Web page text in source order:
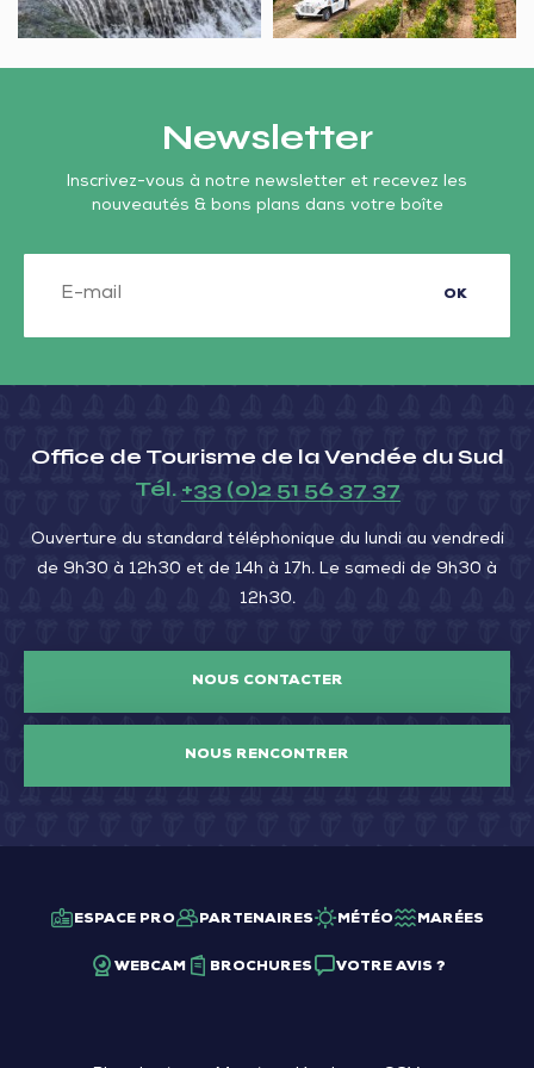
Newsletter
Inscrivez-vous à notre newsletter et recevez les
nouveautés & bons plans dans votre boîte
OK
Office de Tourisme de la Vendée du Sud
Tél. +33 (0)2 51 56 37 37
Ouverture du standard téléphonique du lundi au vendredi
de 9h30 à 12h30 et de 14h à 17h. Le samedi de 9h30 à
12h30.
NOUS CONTACTER
NOUS RENCONTRER
ESPACE PRO PARTENAIRES MÉTÉO MARÉES
WEBCAM BROCHURES VOTRE AVIS ?